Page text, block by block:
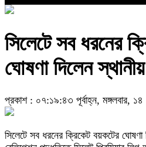
সিলেটে সব ধরনের
ঘোষণা দিলেন
প্রকাশ : ০৭:১৯:৪৩ পূর্বাহ্ন, মঙ্গলবার,
সিলেটে সব ধরনের ক্রিকেট বয়কটের ঘোষণা